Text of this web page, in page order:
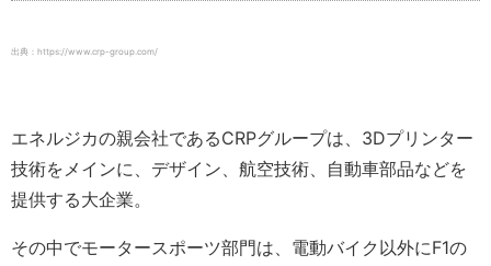
出典：https://www.crp-group.com/
エネルジカの親会社であるCRPグループは、3Dプリンター
技術をメインに、デザイン、航空技術、自動車部品などを
提供する大企業。
その中でモータースポーツ部門は、電動バイク以外にF1の